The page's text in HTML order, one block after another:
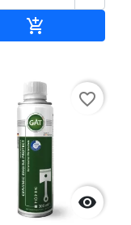


favorite_border